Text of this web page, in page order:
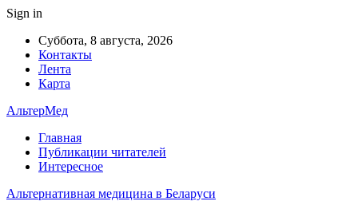
Sign in
Суббота, 8 августа, 2026
Контакты
Лента
Карта
АльтерМед
Главная
Публикации читателей
Интересное
Альтернативная медицина в Беларуси